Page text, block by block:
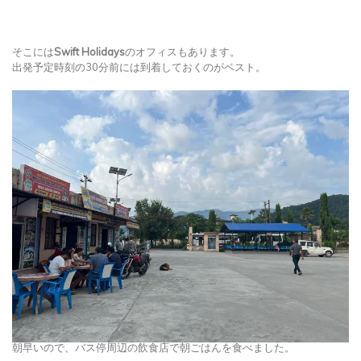
そこにはSwift Holidaysのオフィスもあります。
出発予定時刻の30分前には到着しておくのがベスト。
朝早いので、バス停周辺の飲食店で朝ごはんを食べました。